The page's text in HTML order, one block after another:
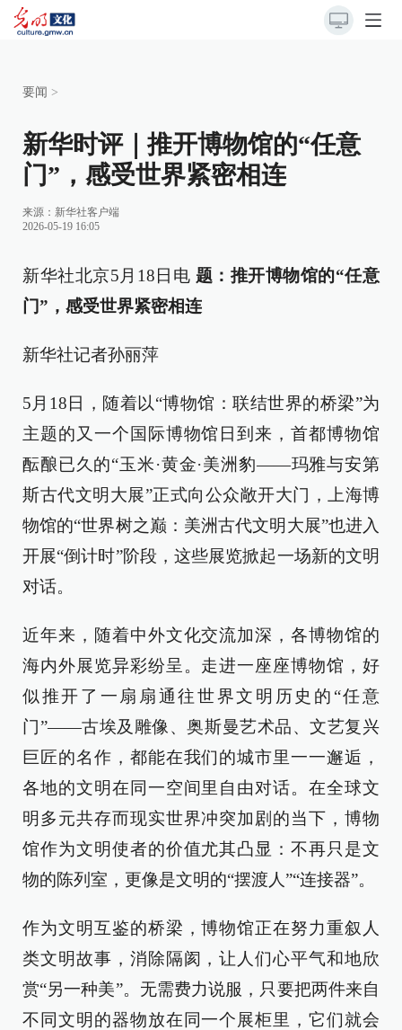
要闻 >
新华时评｜推开博物馆的“任意
门”，感受世界紧密相连
来源： 新华社客户端
2026-05-19 16:05
新华社北京5月18日电 题：推开博物馆的“任意
门”，感受世界紧密相连
新华社记者孙丽萍
5月18日，随着以“博物馆：联结世界的桥梁”为
主题的又一个国际博物馆日到来，首都博物馆
酝酿已久的“玉米·黄金·美洲豹——玛雅与安第
斯古代文明大展”正式向公众敞开大门，上海博
物馆的“世界树之巅：美洲古代文明大展”也进入
开展“倒计时”阶段，这些展览掀起一场新的文明
对话。
近年来，随着中外文化交流加深，各博物馆的
海内外展览异彩纷呈。走进一座座博物馆，好
似推开了一扇扇通往世界文明历史的“任意
门”——古埃及雕像、奥斯曼艺术品、文艺复兴
巨匠的名作，都能在我们的城市里一一邂逅，
各地的文明在同一空间里自由对话。在全球文
明多元共存而现实世界冲突加剧的当下，博物
馆作为文明使者的价值尤其凸显：不再只是文
物的陈列室，更像是文明的“摆渡人”“连接器”。
作为文明互鉴的桥梁，博物馆正在努力重叙人
类文明故事，消除隔阂，让人们心平气和地欣
赏“另一种美”。无需费力说服，只要把两件来自
不同文明的器物放在同一个展柜里，它们就会